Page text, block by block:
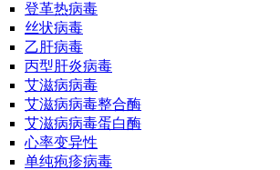
登革热病毒
丝状病毒
乙肝病毒
丙型肝炎病毒
艾滋病病毒
艾滋病病毒整合酶
艾滋病病毒蛋白酶
心率变异性
单纯疱疹病毒